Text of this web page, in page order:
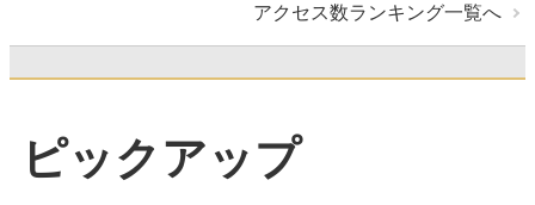
アクセス数ランキング一覧へ
ピックアップ